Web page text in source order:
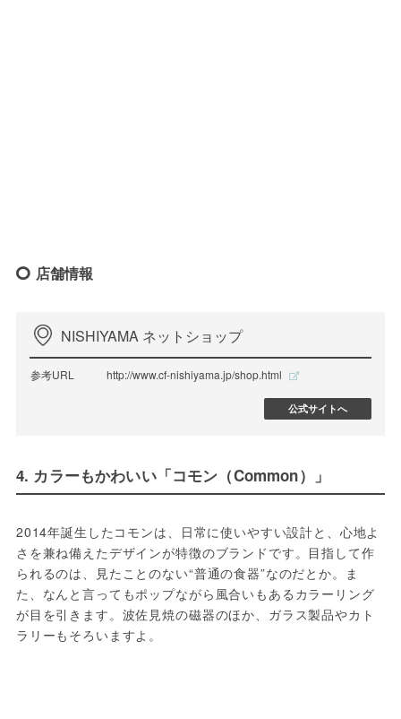
店舗情報
NISHIYAMA ネットショップ
参考URL http://www.cf-nishiyama.jp/shop.html
公式サイトへ
4. カラーもかわいい「コモン（Common）」
2014年誕生したコモンは、日常に使いやすい設計と、心地よ
さを兼ね備えたデザインが特徴のブランドです。目指して作
られるのは、見たことのない“普通の食器”なのだとか。ま
た、なんと言ってもポップながら風合いもあるカラーリング
が目を引きます。波佐見焼の磁器のほか、ガラス製品やカト
ラリーもそろいますよ。